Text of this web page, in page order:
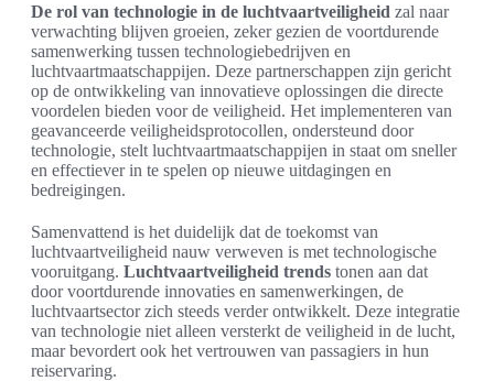
De rol van technologie in de luchtvaartveiligheid zal naar
verwachting blijven groeien, zeker gezien de voortdurende
samenwerking tussen technologiebedrijven en
luchtvaartmaatschappijen. Deze partnerschappen zijn gericht
op de ontwikkeling van innovatieve oplossingen die directe
voordelen bieden voor de veiligheid. Het implementeren van
geavanceerde veiligheidsprotocollen, ondersteund door
technologie, stelt luchtvaartmaatschappijen in staat om sneller
en effectiever in te spelen op nieuwe uitdagingen en
bedreigingen.
Samenvattend is het duidelijk dat de toekomst van
luchtvaartveiligheid nauw verweven is met technologische
vooruitgang. Luchtvaartveiligheid trends tonen aan dat
door voortdurende innovaties en samenwerkingen, de
luchtvaartsector zich steeds verder ontwikkelt. Deze integratie
van technologie niet alleen versterkt de veiligheid in de lucht,
maar bevordert ook het vertrouwen van passagiers in hun
reiservaring.